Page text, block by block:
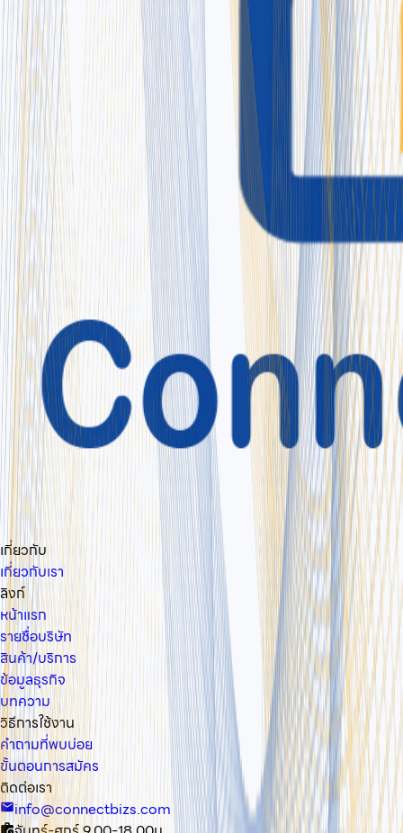
เกี่ยวกับ
เกี่ยวกับเรา
ลิงก์
หน้าแรก
รายชื่อบริษัท
สินค้า/บริการ
ข้อมูลธุรกิจ
บทความ
วิธีการใช้งาน
คำถามที่พบบ่อย
ขั้นตอนการสมัคร
ติดต่อเรา
info@connectbizs.com